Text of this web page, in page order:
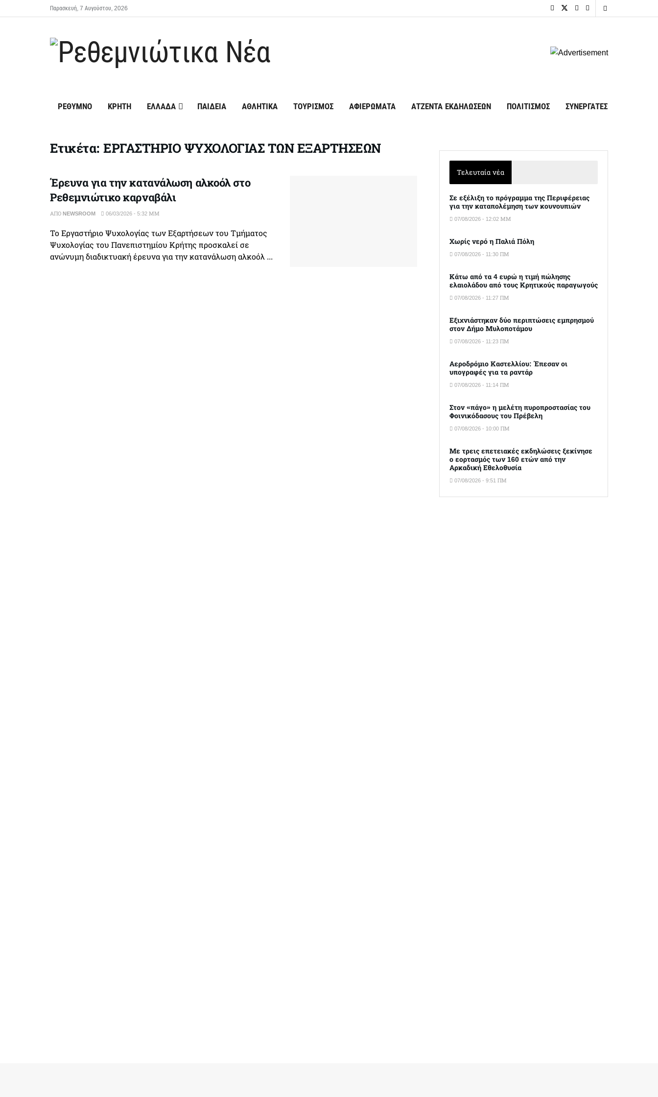
Παρασκευή, 7 Αυγούστου, 2026
ΡΕΘΥΜΝΟ ΚΡΗΤΗ ΕΛΛΑΔΑ ΠΑΙΔΕΙΑ ΑΘΛΗΤΙΚΑ ΤΟΥΡΙΣΜΟΣ ΑΦΙΕΡΩΜΑΤΑ ΑΤΖΕΝΤΑ ΕΚΔΗΛΩΣΕΩΝ ΠΟΛΙΤΙΣΜΟΣ ΣΥΝΕΡΓΑΤΕΣ
Ετικέτα:ΕΡΓΑΣΤΗΡΙΟ ΨΥΧΟΛΟΓΙΑΣ ΤΩΝ ΕΞΑΡΤΗΣΕΩΝ
Έρευνα για την κατανάλωση αλκοόλ στο
Ρεθεμνιώτικο καρναβάλι
ΑΠΌ NEWSROOM 06/03/2026 - 5:32 ΜΜ
Το Εργαστήριο Ψυχολογίας των Εξαρτήσεων του Τμήματος
Ψυχολογίας του Πανεπιστημίου Κρήτης προσκαλεί σε
ανώνυμη διαδικτυακή έρευνα για την κατανάλωση αλκοόλ ...
Τελευταία νέα
Σε εξέλιξη το πρόγραμμα της Περιφέρειας
για την καταπολέμηση των κουνουπιών
07/08/2026 - 12:02 ΜΜ
Χωρίς νερό η Παλιά Πόλη
07/08/2026 - 11:30 ΠΜ
Κάτω από τα 4 ευρώ η τιμή πώλησης
ελαιολάδου από τους Κρητικούς παραγωγούς
07/08/2026 - 11:27 ΠΜ
Εξιχνιάστηκαν δύο περιπτώσεις εμπρησμού
στον Δήμο Μυλοποτάμου
07/08/2026 - 11:23 ΠΜ
Αεροδρόμιο Καστελλίου: Έπεσαν οι
υπογραφές για τα ραντάρ
07/08/2026 - 11:14 ΠΜ
Στον «πάγο» η μελέτη πυροπροστασίας του
Φοινικόδασους του Πρέβελη
07/08/2026 - 10:00 ΠΜ
Με τρεις επετειακές εκδηλώσεις ξεκίνησε
ο εορτασμός των 160 ετών από την
Αρκαδική Εθελοθυσία
07/08/2026 - 9:51 ΠΜ